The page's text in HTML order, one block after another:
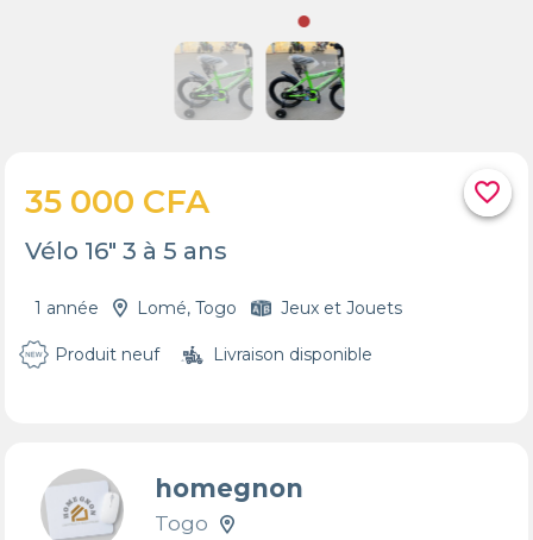
favorite_border
35 000 CFA
Vélo 16" 3 à 5 ans
1 année Lomé, Togo Jeux et Jouets
Produit neuf Livraison disponible
homegnon
Togo